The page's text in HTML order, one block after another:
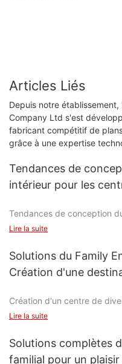
Articles Liés
Depuis notre
Company Ltd s'est
fabricant compétitif de
grâce à une expertise
Tendances de
intérieur pour les
Tendances de conception
centres de divertissement
Cherchez-vous à mettre à
divertissement familial
conception du terrain de jeu
de croître, il est essentiel de
lorsqu'il s'agit de créer un
conception les plus
intérieurs qui seront sûrs
Lire la suite
Solutions du Family
Création d'une
Création d'un centre de
destinations de plus en plus
cherchent à passer du
Lire la suite
Solutions complètes
familial pour un